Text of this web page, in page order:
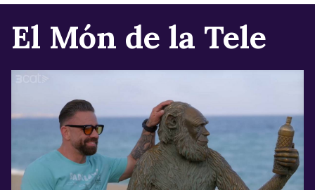
El Món de la Tele